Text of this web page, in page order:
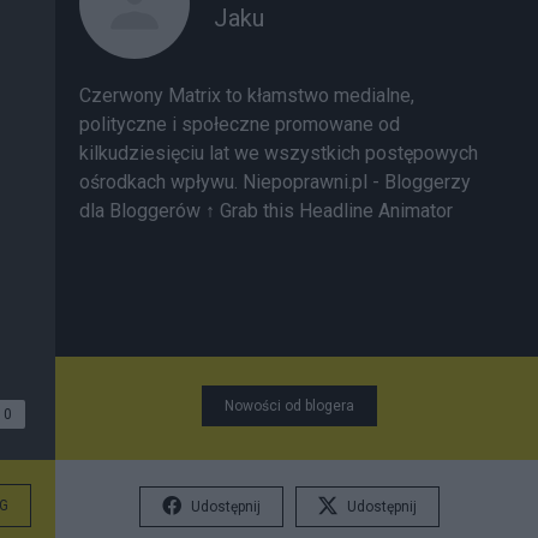
0
Jaku
Czerwony Matrix to kłamstwo medialne,
polityczne i społeczne promowane od
kilkudziesięciu lat we wszystkich postępowych
ośrodkach wpływu. Niepoprawni.pl - Bloggerzy
dla Bloggerów ↑ Grab this Headline Animator
Nowości od blogera
Udostępnij Udostępnij